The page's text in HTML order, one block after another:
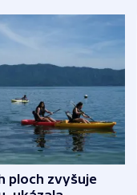
ploch zvyšuje